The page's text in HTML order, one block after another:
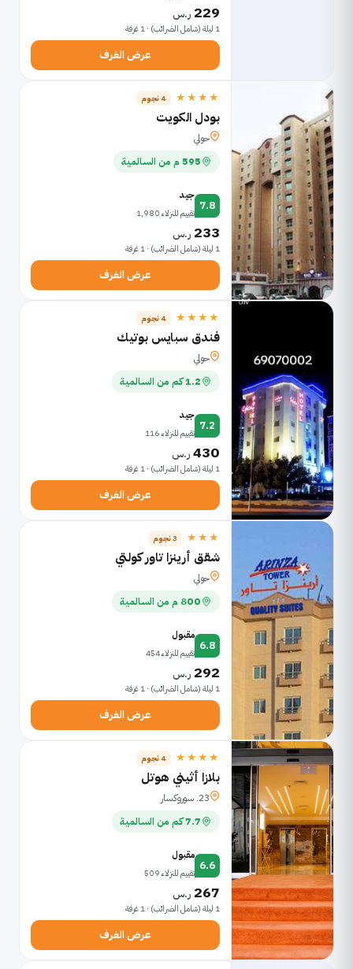
229 ر.س
1 ليلة (شامل الضرائب) · 1 غرفة
عرض الغرف
★★★★ 4 نجوم
بودل الكويت
حولي
595 م من السالمية
7.8
جيد
تقييم للنزلاء 1,980
233 ر.س
1 ليلة (شامل الضرائب) · 1 غرفة
عرض الغرف
★★★★ 4 نجوم
فندق سبايس بوتيك
حولي
1.2 كم من السالمية
7.2
جيد
تقييم للنزلاء 116
430 ر.س
1 ليلة (شامل الضرائب) · 1 غرفة
عرض الغرف
★★★ 3 نجوم
شقق أرينزا تاور كولتي
حولي
800 م من السالمية
6.8
مقبول
تقييم للنزلاء 454
292 ر.س
1 ليلة (شامل الضرائب) · 1 غرفة
عرض الغرف
★★★★ 4 نجوم
بلازا أثيني هوتل
23. سوروكسار
7.7 كم من السالمية
6.6
مقبول
تقييم للنزلاء 509
267 ر.س
1 ليلة (شامل الضرائب) · 1 غرفة
عرض الغرف